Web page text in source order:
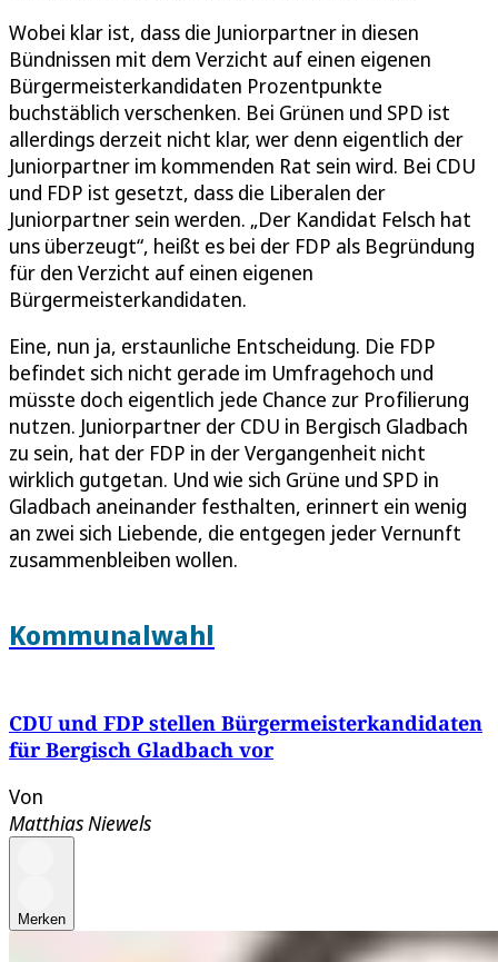
Wobei klar ist, dass die Juniorpartner in diesen
Bündnissen mit dem Verzicht auf einen eigenen
Bürgermeisterkandidaten Prozentpunkte
buchstäblich verschenken. Bei Grünen und SPD ist
allerdings derzeit nicht klar, wer denn eigentlich der
Juniorpartner im kommenden Rat sein wird. Bei CDU
und FDP ist gesetzt, dass die Liberalen der
Juniorpartner sein werden. „Der Kandidat Felsch hat
uns überzeugt“, heißt es bei der FDP als Begründung
für den Verzicht auf einen eigenen
Bürgermeisterkandidaten.
Eine, nun ja, erstaunliche Entscheidung. Die FDP
befindet sich nicht gerade im Umfragehoch und
müsste doch eigentlich jede Chance zur Profilierung
nutzen. Juniorpartner der CDU in Bergisch Gladbach
zu sein, hat der FDP in der Vergangenheit nicht
wirklich gutgetan. Und wie sich Grüne und SPD in
Gladbach aneinander festhalten, erinnert ein wenig
an zwei sich Liebende, die entgegen jeder Vernunft
zusammenbleiben wollen.
Kommunalwahl
CDU und FDP stellen Bürgermeisterkandidaten
für Bergisch Gladbach vor
Von
Matthias Niewels
Merken